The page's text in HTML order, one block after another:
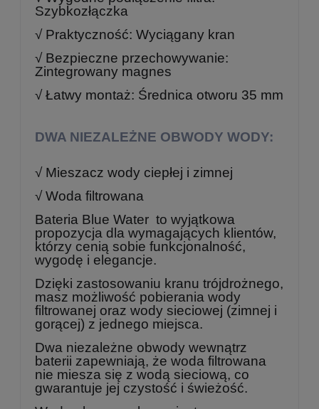
Szybkozłączka
√ Praktyczność: Wyciągany kran
√ Bezpieczne przechowywanie:
Zintegrowany magnes
√ Łatwy montaż: Średnica otworu 35 mm
DWA NIEZALEŻNE OBWODY WODY:
√ Mieszacz wody ciepłej i zimnej
√ Woda filtrowana
Bateria Blue Water to wyjątkowa
propozycja dla wymagających klientów,
którzy cenią sobie funkcjonalność,
wygodę i elegancje.
Dzięki zastosowaniu kranu trójdrożnego,
masz możliwość pobierania wody
filtrowanej oraz wody sieciowej (zimnej i
gorącej) z jednego miejsca.
Dwa niezależne obwody wewnątrz
baterii zapewniają, że woda filtrowana
nie miesza się z wodą sieciową, co
gwarantuje jej czystość i świeżość.